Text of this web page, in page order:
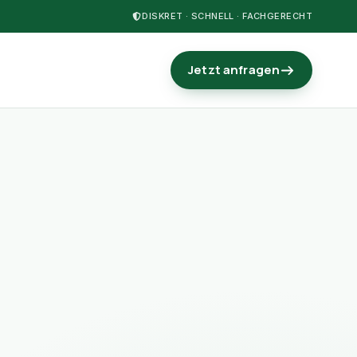
DISKRET · SCHNELL · FACHGERECHT
Jetzt anfragen